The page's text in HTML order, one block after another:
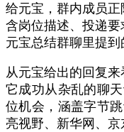
给元宝 ，群内成员
含岗位描述、投递
元宝总结群聊里提到
从元宝给出的回复来
它成功从杂乱的聊
位机会，涵盖字节
亮视野、新华网、京